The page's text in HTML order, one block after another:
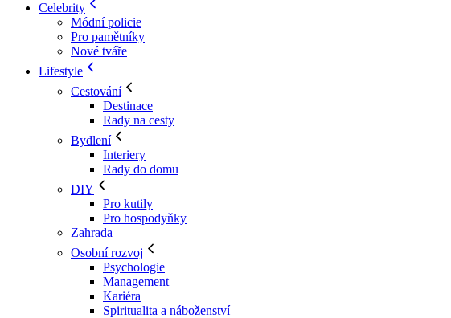
Celebrity
Módní policie
Pro pamětníky
Nové tváře
Lifestyle
Cestování
Destinace
Rady na cesty
Bydlení
Interiery
Rady do domu
DIY
Pro kutily
Pro hospodyňky
Zahrada
Osobní rozvoj
Psychologie
Management
Kariéra
Spiritualita a náboženství